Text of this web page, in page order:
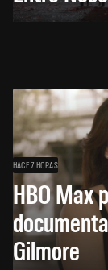
HACE 7 HORAS
HBO Max
Gilmore